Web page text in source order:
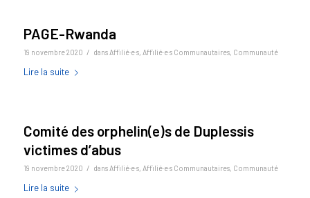
PAGE-Rwanda
19 novembre 2020 / dans Affilié·e·s, Affilié·e·s Communautaires, Communauté
Lire la suite
Comité des orphelin(e)s de Duplessis
victimes d’abus
19 novembre 2020 / dans Affilié·e·s, Affilié·e·s Communautaires, Communauté
Lire la suite